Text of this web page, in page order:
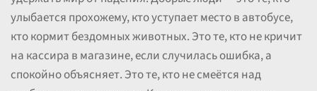
улыбается прохожему, кто уступает место в автобусе,
кто кормит бездомных животных. Это те, кто не кричит
на кассира в магазине, если случилась ошибка, а
спокойно объясняет. Это те, кто не смеётся над